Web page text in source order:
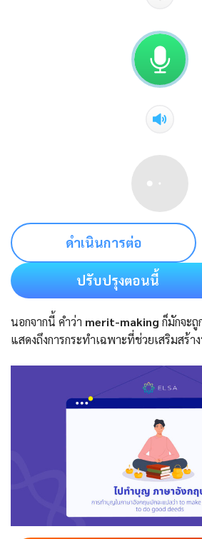
ดำเนินการต่อ
ปรับปรุงตอนนี้
นอกจากนี้ คำว่า merit-making ก็มักจะ
แสดงถึงการกระทำเฉพาะที่ช่วยเสริมสร้